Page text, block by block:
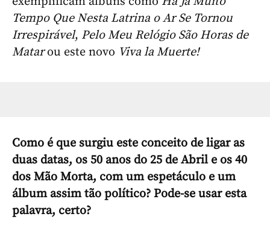
Tempo Que Nesta Latrina o Ar Se Tornou
Irrespirável, Pelo Meu Relógio São Horas de
Matarou este novo Viva la Muerte!
Como é que surgiu este conceito de ligar as
duas datas, os 50 anos do 25 de Abril e os 40
dos Mão Morta, com um espetáculo e um
álbum assim tão político? Pode-se usar esta
palavra, certo?